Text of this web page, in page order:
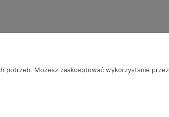
potrzeb. Możesz zaakceptować wykorzystanie